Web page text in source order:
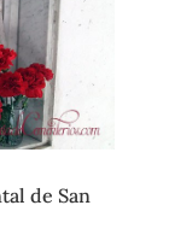
de San